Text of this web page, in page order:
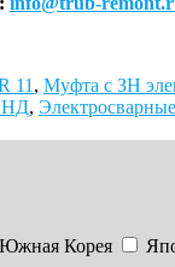
11 , Муфта с ЗН
,
Южная Корея